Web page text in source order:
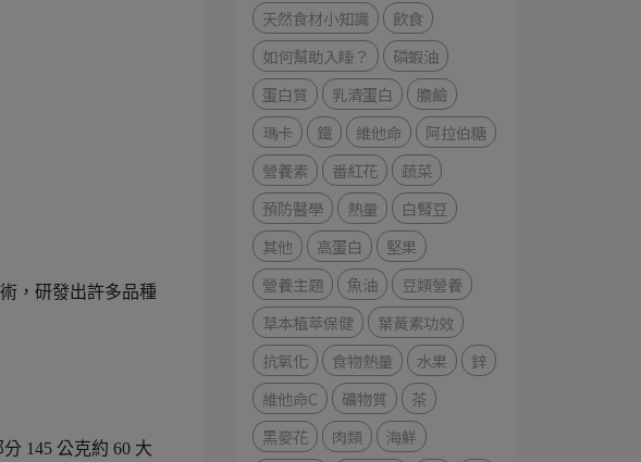
，研發出許多品種
145 公克約 60 大
天然食材小知識
飲食
如何幫助入睡？
磷蝦油
蛋白質
乳清蛋白
膽鹼
瑪卡
鐵 維他命
阿拉伯糖
營養素
番紅花
蔬菜
預防醫學
熱量
白腎豆
其他
高蛋白
堅果
營養主題
魚油
豆類營養
草本植萃保健
葉黃素功效
抗氧化
食物熱量 水果
鋅
維他命C
礦物質
茶
黑麥花
肉類
海鮮